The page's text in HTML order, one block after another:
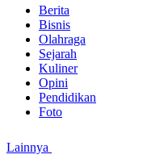
Berita
Bisnis
Olahraga
Sejarah
Kuliner
Opini
Pendidikan
Foto
Lainnya